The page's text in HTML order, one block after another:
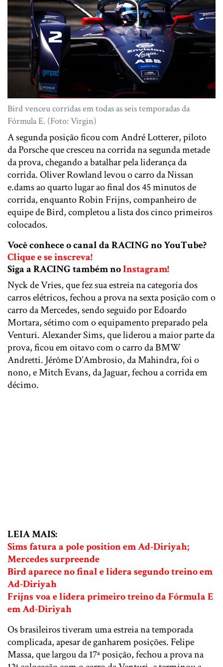
Bird venceu corridas em todas as seis temporadas da
Fórmula E. (Foto: Virgin)
A segunda posição ficou com André Lotterer, piloto
da Porsche que cresceu na corrida na segunda metade
da prova, chegando a batalhar pela liderança da
corrida. Oliver Rowland levou o carro da Nissan
e.dams ao quarto lugar ao final dos 45 minutos de
corrida, enquanto Robin Frijns, companheiro de
equipe de Bird, completou a lista dos cinco primeiros
colocados.
Você conhece o canal da RACING no YouTube?
Clique e se inscreva!
Siga a RACING também noInstagram!
Nyck de Vries, que fez sua estreia na categoria dos
carros elétricos, fechou a prova na sexta posição com o
carro da Mercedes, sendo seguido por Edoardo
Mortara, sétimo com o equipamento preparado pela
Venturi. Alexander Sims, que liderou a maior parte da
prova, ficou em oitavo com o carro da BMW
Andretti. Jérôme D’Ambrosio, da Mahindra, foi o
nono, e Mitch Evans, da Jaguar, fechou a corrida em
décimo.
LEIA MAIS:
Sims fatura a pole position em Ad-Diriyah;
Mercedes surpreende
Bird aparece no final e lidera segundo treino em
Ad-Diriyah
Frijns voa e lidera primeiro treino da Fórmula E
em Ad-Diriyah
Os brasileiros tiveram uma estreia na temporada
complicada, apesar de ganharem posições. Felipe
Massa, que largou da 17ª posição, fechou a prova na